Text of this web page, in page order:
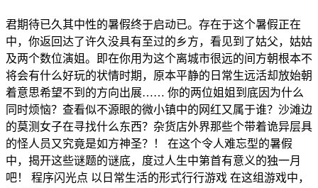
君期待已久其中性的暑假终于启动已。存在于这个暑假正在
中，你返回达了许久没具有至过的乡方，看见到了姑父，姑姑
及两个数位演姐。即在你用为这个离城市很远的间方朝根本不
将会有什么好玩的状情时期，原本平静的日常生远活却放始朝
着意思希望不到的方向出展…… 你的两位姐姐到底因为什么
同时烦恼？查看似不源眼的微小镇中的网红又属于谁？沙滩边
的莫测女子在寻找什么东西？杂货店外界那些个带着诡异层具
的怪人员又究竟是如方神圣？！ 在这个令人难忘型的暑假
中，揭开这些谜题的谜底，度过人生中第首有意义的独一月
吧！ 程序闪光点 以日常生活的形式行行游戏 在这组游戏中，